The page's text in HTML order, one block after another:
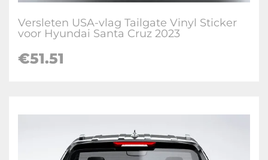
Versleten USA-vlag Tailgate Vinyl Sticker
voor Hyundai Santa Cruz 2023
€51.51